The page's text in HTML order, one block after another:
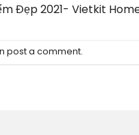
Đẹp 2021- Vietkit
post a comment.